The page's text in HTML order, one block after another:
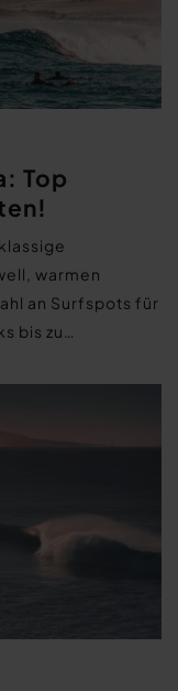
Top
warmen
an Surfspots für
bis zu…